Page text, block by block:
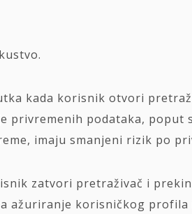
kada korisnik otvori
podataka,
imaju smanjeni rizik po
zatvori pretraživač i
ažuriranje korisničkog